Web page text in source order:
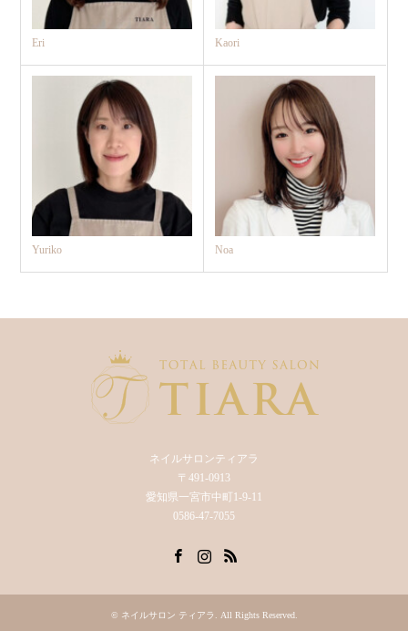
Eri Kaori
Yuriko Noa
ネイルサロンティアラ
〒491-0913
愛知県一宮市中町1-9-11
0586-47-7055
© ネイルサロン ティアラ . All Rights Reserved.